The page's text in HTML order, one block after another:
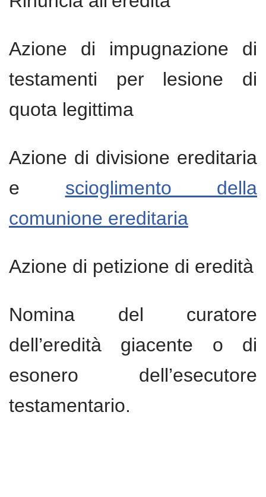
Azione di impugnazione di
testamenti per lesione di
quota legittima
Azione di divisione ereditaria
e scioglimento della
comunione ereditaria
Azione di petizione di eredità
Nomina del curatore
dell’eredità giacente o di
esonero dell’esecutore
testamentario.